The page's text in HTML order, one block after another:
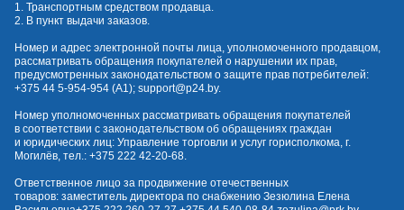
1. Транспортным средством продавца.
2. В пункт выдачи заказов.
Номер и адрес электронной почты лица, уполномоченного продавцом,
рассматривать обращения покупателей о нарушении их прав,
предусмотренных законодательством о защите прав потребителей:
+375 44 5-954-954 (А1); support@p24.by.
Номер уполномоченных рассматривать обращения покупателей
в соответствии с законодательством об обращениях граждан
и юридических лиц: Управление торговли и услуг горисполкома, г.
Могилёв, тел.: +375 222 42-20-68.
Ответственное лицо за продвижение отечественных
товаров: заместитель директора по снабжению Зезюлина Елена